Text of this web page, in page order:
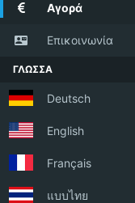
Αγορά
Επικοινωνία
ΓΛΩΣΣΑ
Deutsch
English
Français
แบบไทย